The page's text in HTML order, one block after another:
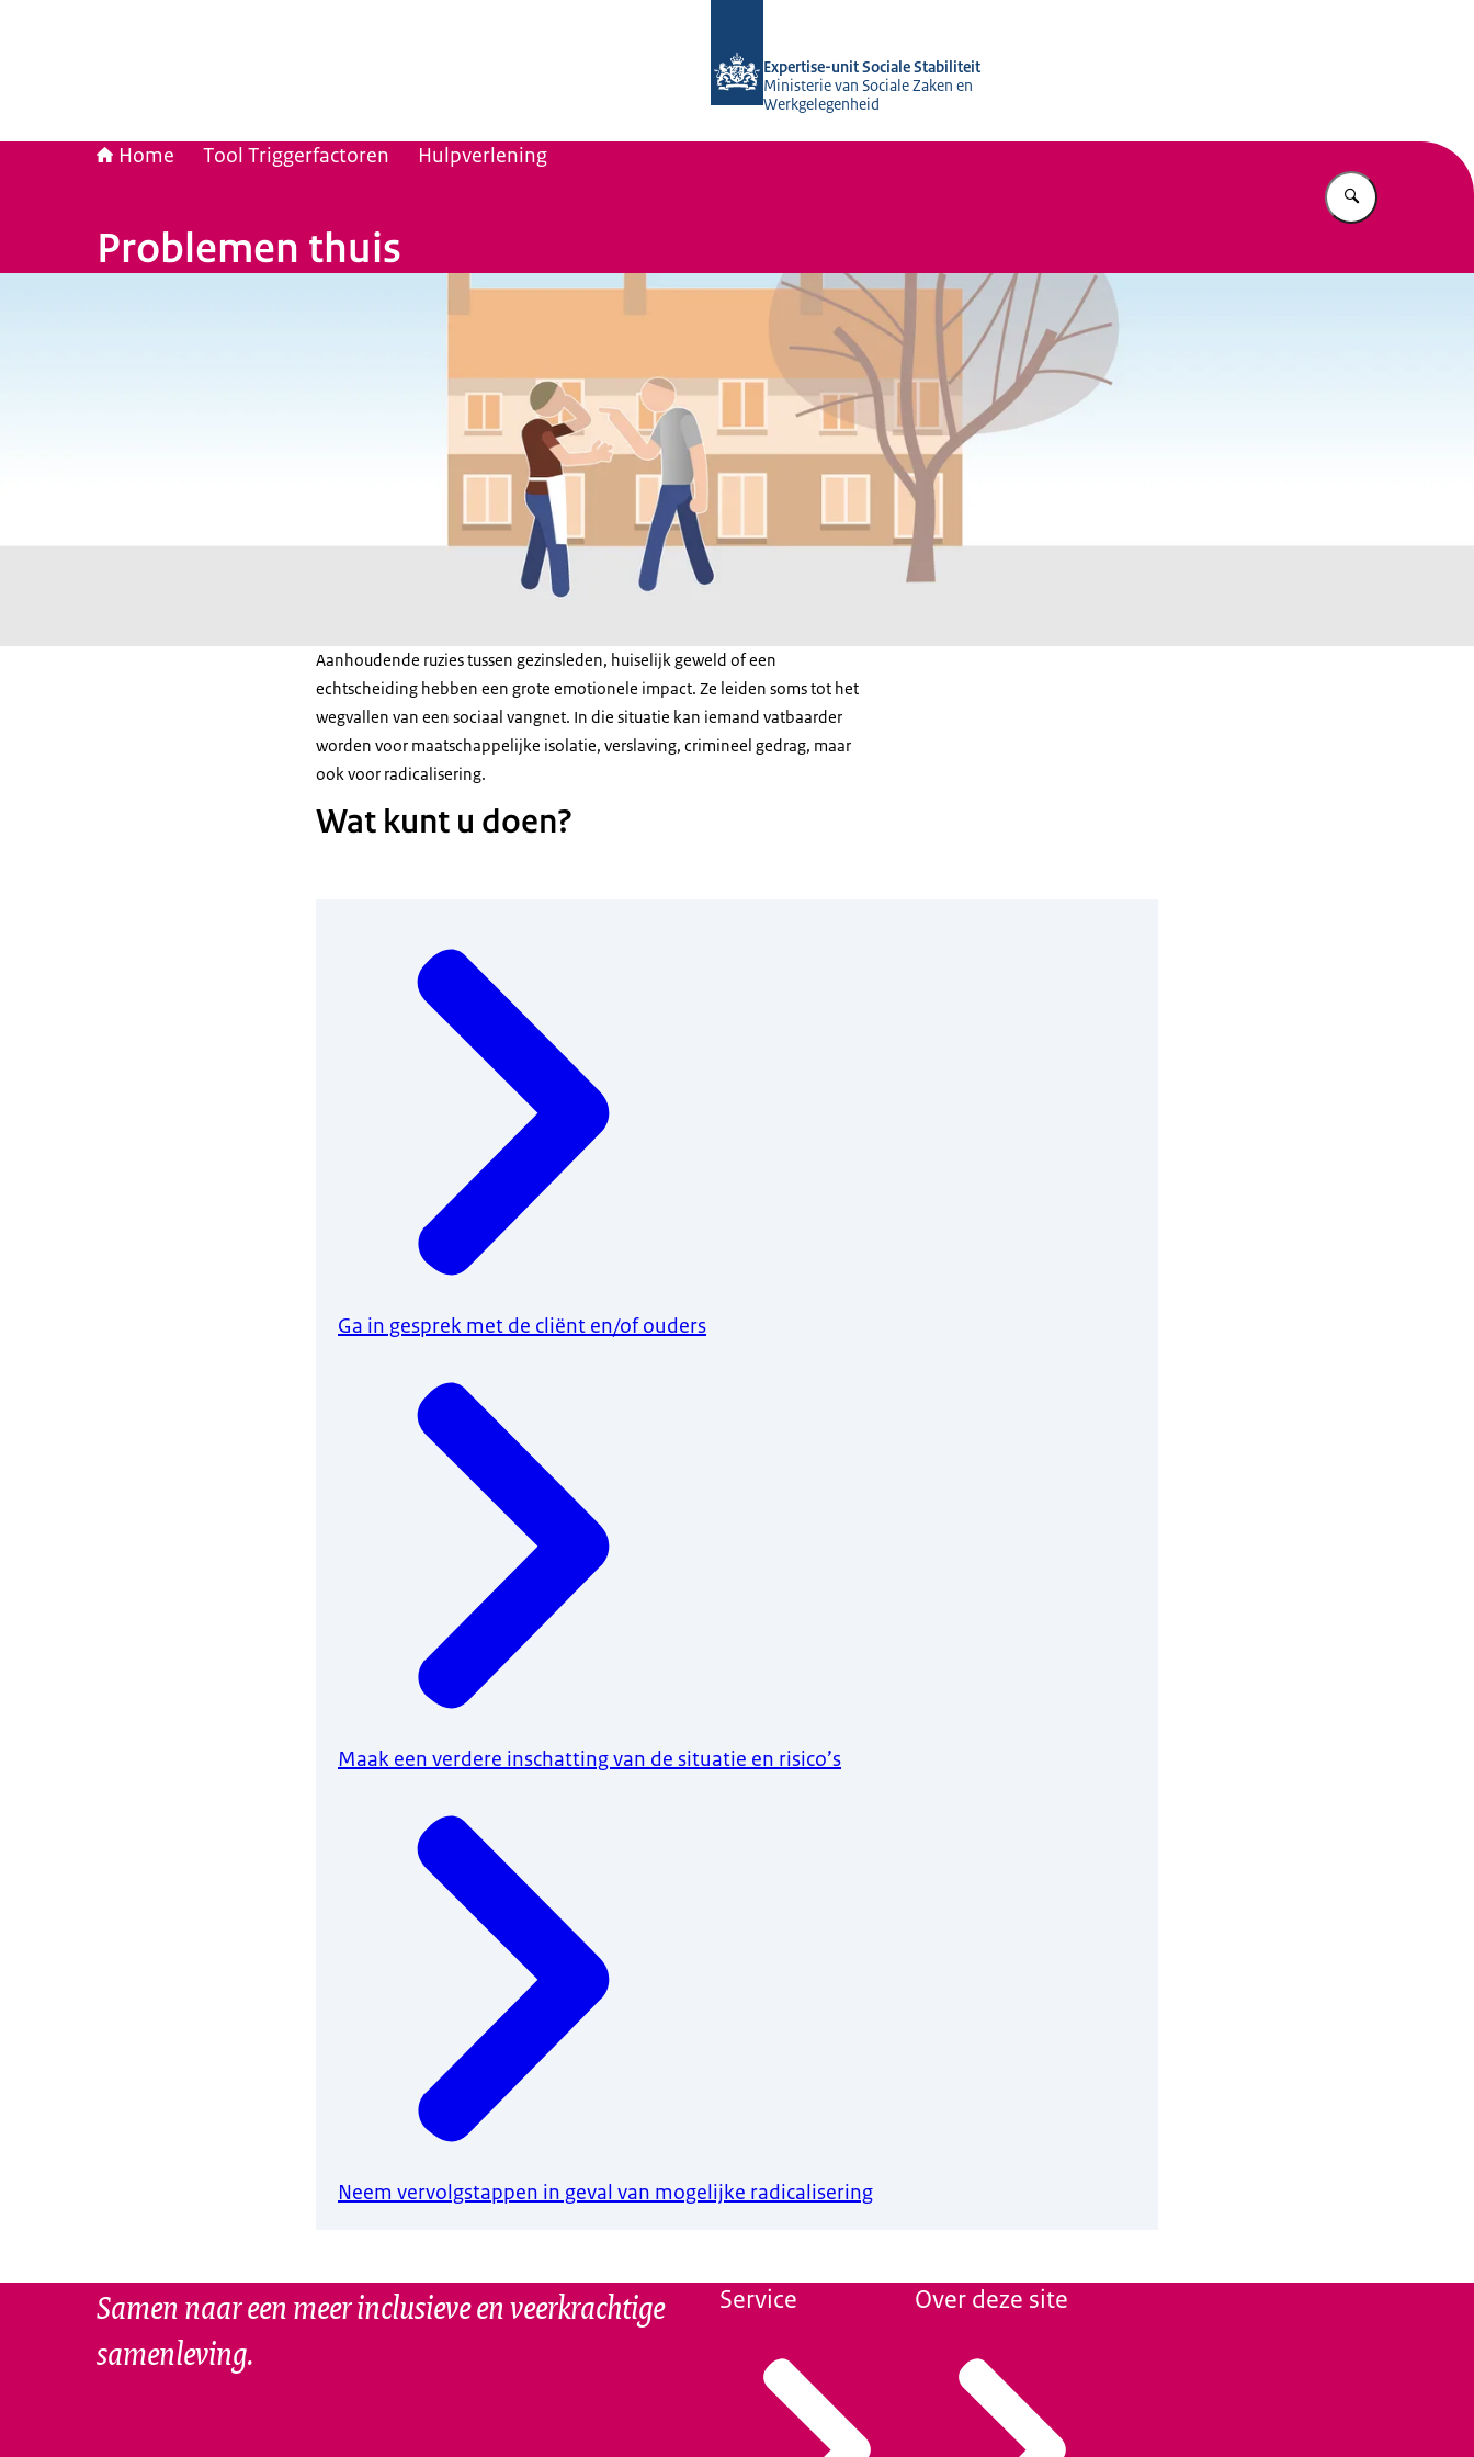
Expertise-unit Sociale Stabiliteit
Ministerie van Sociale Zaken en
Werkgelegenheid
Home Tool Triggerfactoren Hulpverlening
Vul in wat u
Problemen thuis
Aanhoudende ruzies tussen gezinsleden, huiselijk geweld of een
echtscheiding hebben een grote emotionele impact. Ze leiden soms tot het
wegvallen van een sociaal vangnet. In die situatie kan iemand vatbaarder
worden voor maatschappelijke isolatie, verslaving, crimineel gedrag, maar
ook voor radicalisering.
Wat kunt u doen?
Ga in gesprek met de cliënt en/of ouders
Maak een verdere inschatting van de situatie en risico’s
Neem vervolgstappen in geval van mogelijke radicalisering
Samen naar een meer inclusieve en veerkrachtige
samenleving.
Service Over deze site